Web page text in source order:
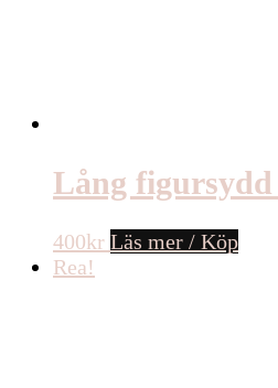
Lång
400kr Läs mer / Köp
Rea!